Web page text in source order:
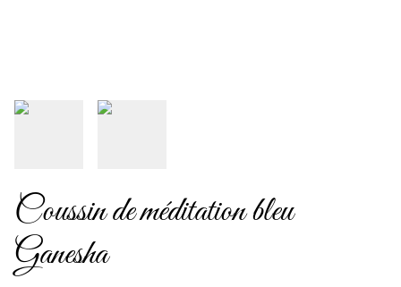
Coussin de méditation bleu
Ganesha